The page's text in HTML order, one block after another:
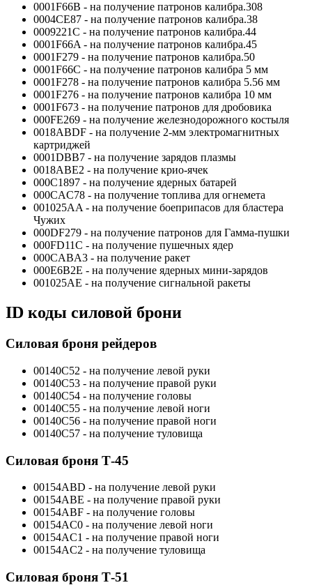
0001F66B - на получение патронов калибра.308
0004CE87 - на получение патронов калибра.38
0009221C - на получение патронов калибра.44
0001F66A - на получение патронов калибра.45
0001F279 - на получение патронов калибра.50
0001F66C - на получение патронов калибра 5 мм
0001F278 - на получение патронов калибра 5.56 мм
0001F276 - на получение патронов калибра 10 мм
0001F673 - на получение патронов для дробовика
000FE269 - на получение железнодорожного костыля
0018ABDF - на получение 2-мм электромагнитных
картриджей
0001DBB7 - на получение зарядов плазмы
0018ABE2 - на получение крио-ячек
000C1897 - на получение ядерных батарей
000CAC78 - на получение топлива для огнемета
001025AA - на получение боеприпасов для бластера
Чужих
000DF279 - на получение патронов для Гамма-пушки
000FD11C - на получение пушечных ядер
000CABA3 - на получение ракет
000E6B2E - на получение ядерных мини-зарядов
001025AE - на получение сигнальной ракеты
ID коды силовой брони
Силовая броня рейдеров
00140С52 - на получение левой руки
00140С53 - на получение правой руки
00140С54 - на получение головы
00140С55 - на получение левой ноги
00140С56 - на получение правой ноги
00140С57 - на получение туловища
Силовая броня Т-45
00154ABD - на получение левой руки
00154ABE - на получение правой руки
00154ABF - на получение головы
00154AC0 - на получение левой ноги
00154AC1 - на получение правой ноги
00154AC2 - на получение туловища
Силовая броня Т-51